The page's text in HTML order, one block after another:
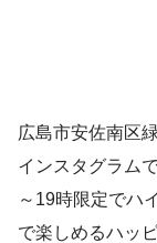
広島市安佐南区
インスタグラム
～19時限定でハ
で楽しめるハッ